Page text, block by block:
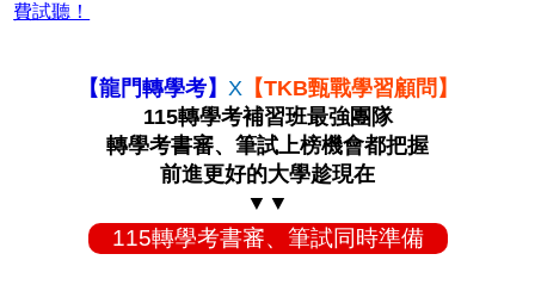
費試聽！
【龍門轉學考】 X【TKB甄戰學習顧問】
115轉學考補習班最強團隊
轉學考書審、筆試上榜機會都把握
前進更好的大學趁現在
▼▼
115轉學考書審、筆試同時準備